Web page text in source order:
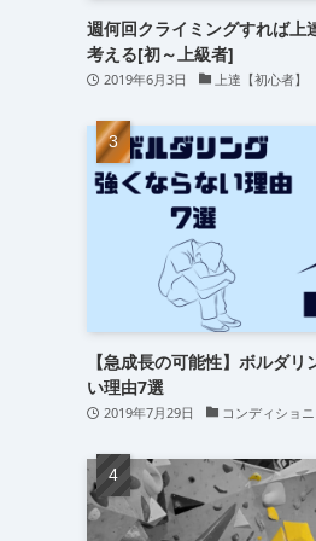
週何回クライミングすれば上
考える[初～上級者]
2019年6月3日 上達【初心者】
【急成長の可能性】ボルダ
い理由7選
2019年7月29日 コンディショ